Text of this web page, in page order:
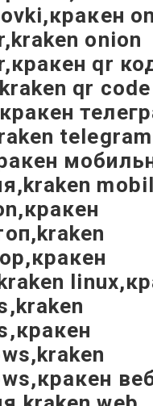
onion
qr
qr code
telegram